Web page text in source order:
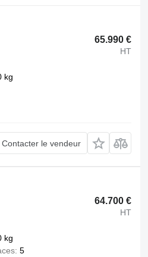
65.990 €
HT
kg
Contacter le vendeur
64.700 €
HT
kg
5